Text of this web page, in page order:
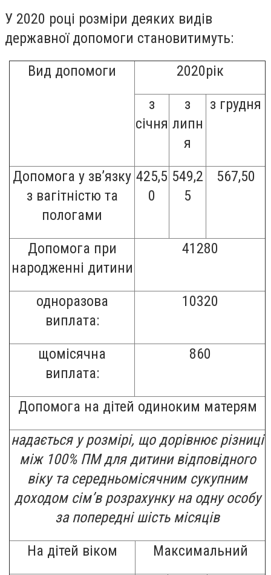
У 2020 році розміри деяких видів
державної допомоги становитимуть:
Вид допомоги
2020рік
з
січня
з
липн
я
з грудня
Допомога у зв’язку
з вагітністю та
пологами
425,5
0
549,2
5
567,50
Допомога при
народженні дитини
41280
одноразова
виплата:
10320
щомісячна
виплата:
860
Допомога на дітей одиноким матерям
надається у розмірі, що дорівнює різниці
між 100% ПМ для дитини відповідного
віку та середньомісячним сукупним
доходом сім’в розрахунку на одну особу
за попередні шість місяців
На дітей віком
Максимальний